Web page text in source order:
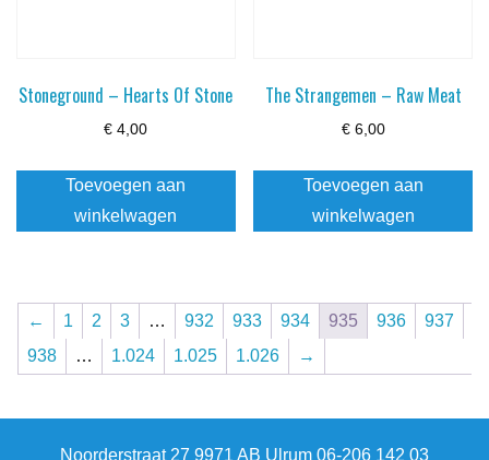
Stoneground – Hearts Of Stone
€ 4,00
Toevoegen aan
winkelwagen
The Strangemen – Raw Meat
€6,00
Toevoegen aan
winkelwagen
← 1 2 3 … 932 933 934 935 936
937
938
… 1.024 1.025 1.026 →
Noorderstraat 27 9971 AB Ulrum 06-206 142 03